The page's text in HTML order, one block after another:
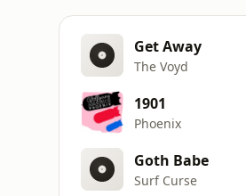
Get Away
The Voyd
1901
Phoenix
Goth Babe
Surf Curse